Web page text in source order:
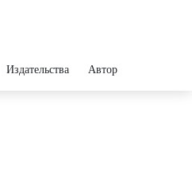
Издательства Авторы